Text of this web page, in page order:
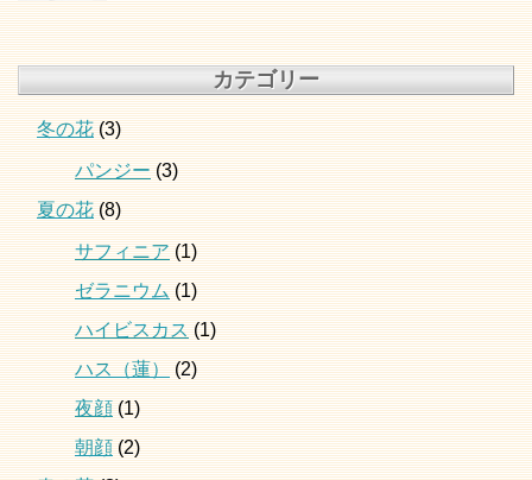
カテゴリー
冬の花(3)
パンジー(3)
夏の花(8)
サフィニア(1)
ゼラニウム(1)
ハイビスカス(1)
ハス（蓮）(2)
夜顔(1)
朝顔(2)